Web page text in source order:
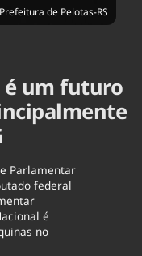
de Pelotas-RS
um futuro
Parlamentar
federal
é
no